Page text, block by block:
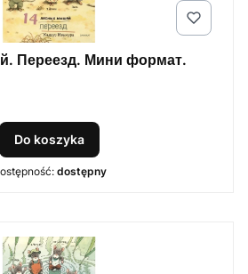
Переезд. Мини формат.
Do koszyka
dostępny